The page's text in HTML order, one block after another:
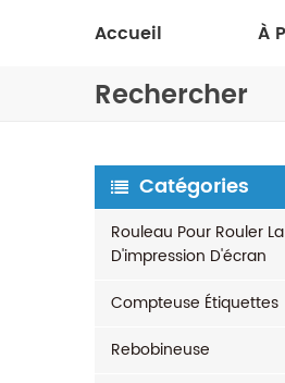
Accueil À
Rechercher
Catégories
Rouleau Pour Rouler
D'impression D'écran
Compteuse Étiquettes
Rebobineuse